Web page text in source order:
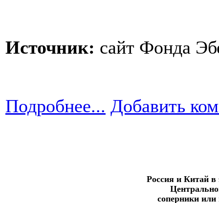
Источник: сайт Фонда
Подробнее... Добавить
Россия и Китай в
соперники